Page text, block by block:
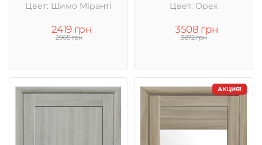
Цвет: Шимо Міранті
2419 грн
2905 грн
Цвет: Орех
3508 грн
3872 грн
АКЦИЯ!